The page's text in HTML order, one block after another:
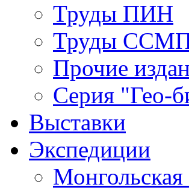
Труды ПИН
Труды
Прочие
Серия "Гео-
Выставки
Экспедиции
Монгольская